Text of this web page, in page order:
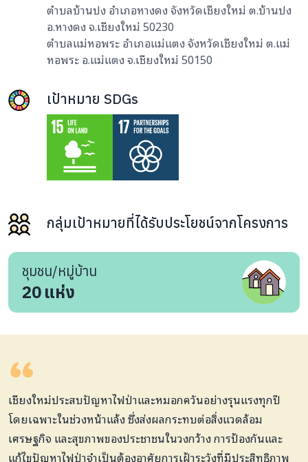
ตำบลบ้านปง อำเภอหางดง จังหวัดเชียงใหม่ ต.บ้านปง
อ.หางดง จ.เชียงใหม่ 50230
ตำบลแม่หอพระ อำเภอแม่แตง จังหวัดเชียงใหม่ ต.แม่
หอพระ อ.แม่แตง จ.เชียงใหม่ 50150
เป้าหมาย SDGs
กลุ่มเป้าหมายที่ได้รับประโยชน์จากโครงการ
ชุมชน/หมู่บ้าน
20แห่ง
เชียงใหม่ประสบปัญหาไฟป่าและหมอกควันอย่างรุนแรงทุกปี
โดยเฉพาะในช่วงหน้าแล้ง ซึ่งส่งผลกระทบต่อสิ่งแวดล้อม
เศรษฐกิจ และสุขภาพของประชาชนในวงกว้าง การป้องกันและ
แก้ไขปัญหาไฟป่าจำเป็นต้องอาศัยการเฝ้าระวังที่มีประสิทธิภาพ